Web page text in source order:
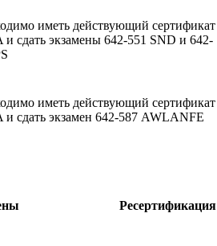
иметь действующий сертификат
и сдать экзамены 642-551 SND и 642-
иметь действующий сертификат
и сдать экзамен 642-587 AWLANFE
Ресертификация